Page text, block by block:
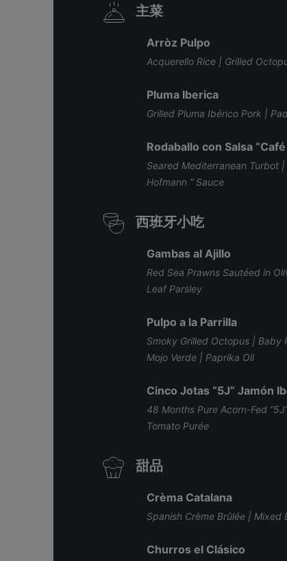
主菜
Arròz Pulpo
Acquerello Rice | Grilled
Pluma Iberica
Grilled Pluma Ibérico Pork |
Rodaballo con Salsa
Seared Mediterranean Turbot
Hofmann ” Sauce
西班牙小吃
Gambas al Ajillo
Red Sea Prawns Sautéed in
Leaf Parsley
Pulpo a la Parrilla
Smoky Grilled Octopus | Baby
Mojo Verde | Paprika Oil
Cinco Jotas “5J” Jamón
48 Months Pure Acorn-Fed
Tomato Purée
甜品
Crèma Catalana
Spanish Crème Brûlée |
Churros el Clásico